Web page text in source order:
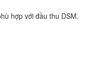
hợp với đầu thu DSM.